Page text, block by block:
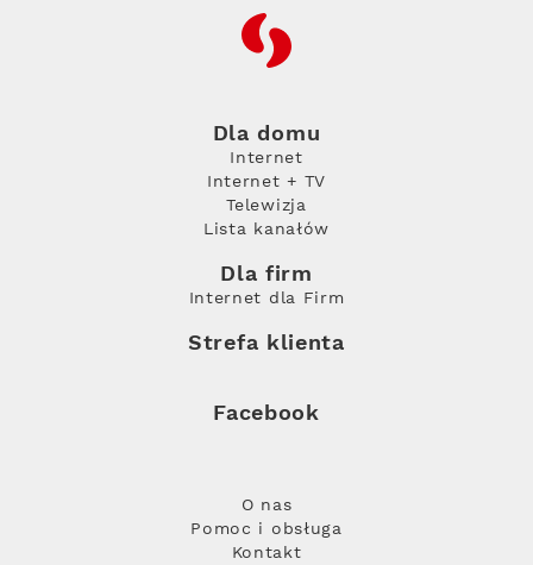
RFC
Dla domu
Internet
Internet + TV
Telewizja
Lista kanałów
Dla firm
Internet dla Firm
Strefa klienta
Facebook
O nas
Pomoc i obsługa
Kontakt